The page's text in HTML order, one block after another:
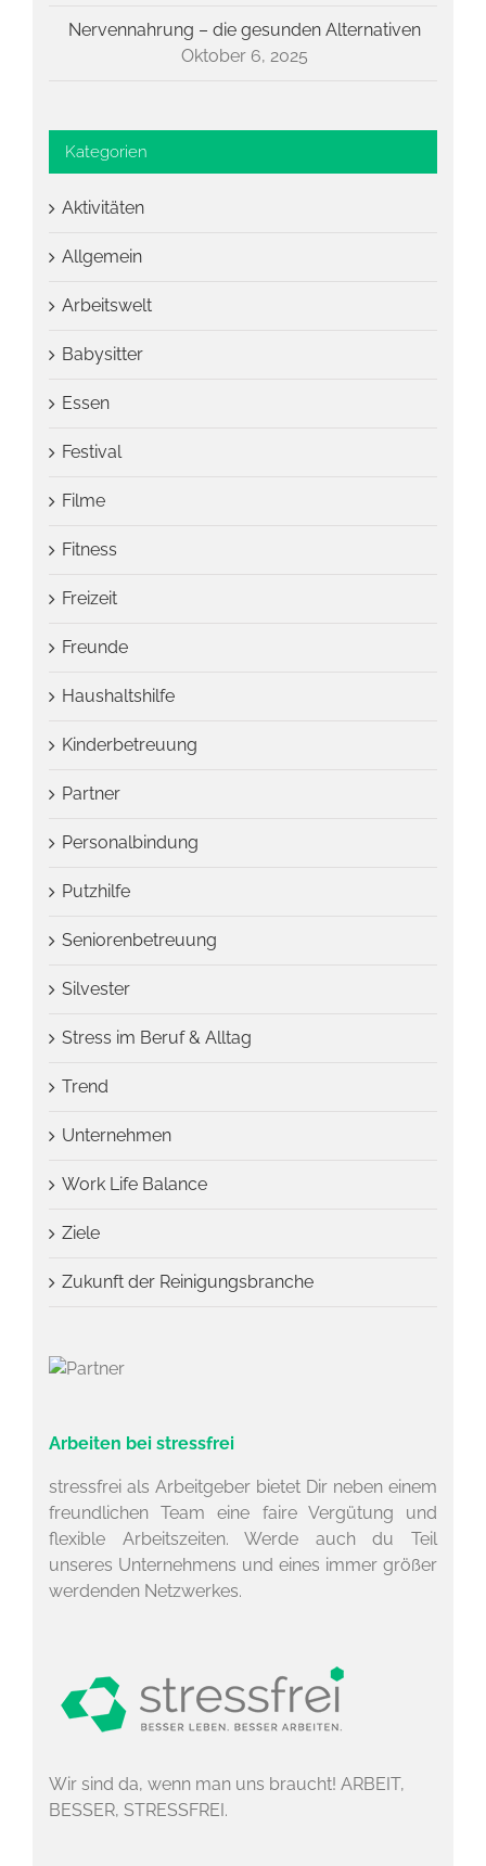
Nervennahrung – die gesunden Alternativen
Oktober 6, 2025
Kategorien
Aktivitäten
Allgemein
Arbeitswelt
Babysitter
Essen
Festival
Filme
Fitness
Freizeit
Freunde
Haushaltshilfe
Kinderbetreuung
Partner
Personalbindung
Putzhilfe
Seniorenbetreuung
Silvester
Stress im Beruf & Alltag
Trend
Unternehmen
Work Life Balance
Ziele
Zukunft der Reinigungsbranche
Arbeiten bei stressfrei
stressfrei als Arbeitgeber bietet Dir neben einem
freundlichen Team eine faire Vergütung und
flexible Arbeitszeiten. Werde auch du Teil
unseres Unternehmens und eines immer größer
werdenden Netzwerkes.
Wir sind da, wenn man uns braucht! ARBEIT,
BESSER, STRESSFREI.